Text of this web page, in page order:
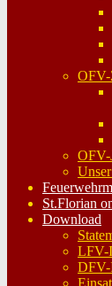
OFV-
OFV-
St.Florian
Download
LFV-